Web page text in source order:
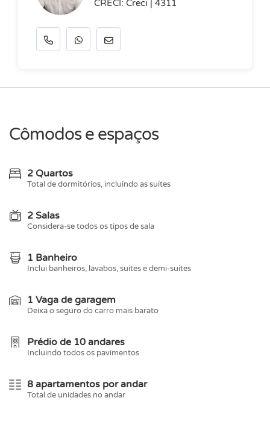
CRECI: Creci | 4311
Cômodos e espaços
2 Quartos
Total de dormitórios, incluindo as suítes
2 Salas
Considera-se todos os tipos de sala
1 Banheiro
Inclui banheiros, lavabos, suítes e demi-suítes
1 Vaga de garagem
Deixa o seguro do carro mais barato
Prédio de 10 andares
Incluindo todos os pavimentos
8 apartamentos por andar
Total de unidades no andar